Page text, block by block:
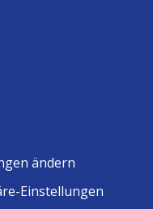
ändern
Einstellungen